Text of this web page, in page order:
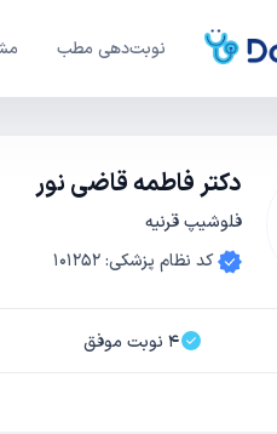
نوبت‌دهی مطب
دکتر فاطمه قاضی نور
فلوشیپ قرنیه
کد نظام پزشکی:
101252
4 نوبت موفق